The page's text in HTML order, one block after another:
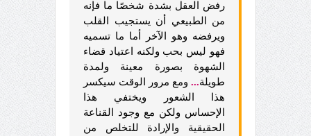
رفض العقل بشدة شخصًا ما فإنه
من الطبيعي أن يستجيب القلب
ويرفضه وهو الآخر أما ما تسميه
فهو ليس بحب ولكنه اعتياد قضاء
الشهوة بصورة معينة ولمدة
طويلة... ومع مرور الوقت سيكسر
هذا الشعور ويختفي هذا
الإحساس ولكن مع وجود القناعة
الحقيقية والإرادة للتخلص من